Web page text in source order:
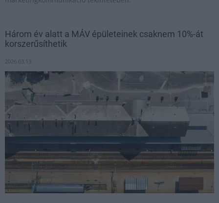
Három év alatt a MÁV épületeinek csaknem 10%-át
korszerűsíthetik
2026.03.13